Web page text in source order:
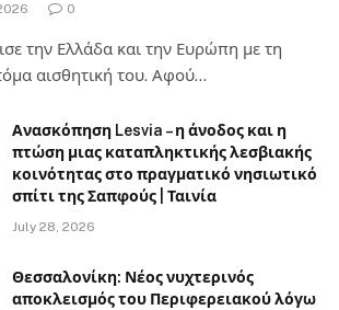
0
την Ελλάδα και την Ευρώπη με τη
αισθητική του. Αφού…
Ανασκόπηση Lesvia – η άνοδος και η
πτώση μιας καταπληκτικής λεσβιακής
κοινότητας στο πραγματικό νησιωτικό
σπίτι της Σαπφούς | Ταινία
July 28, 2026
Θεσσαλονίκη: Νέος νυχτερινός
αποκλεισμός του Περιφερειακού λόγω